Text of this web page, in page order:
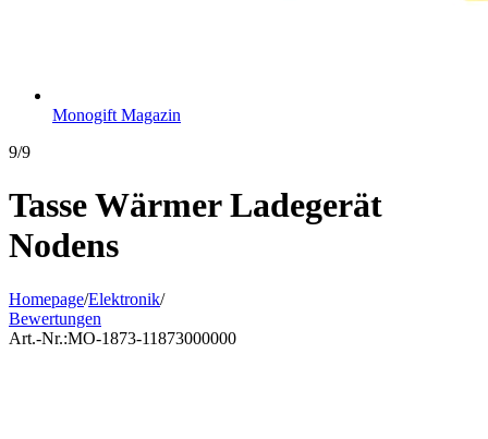
Monogift Magazin
9/9
Tasse Wärmer Ladegerät
Nodens
Homepage/Elektronik/
Bewertungen
Art.-Nr.:MO-1873-11873000000